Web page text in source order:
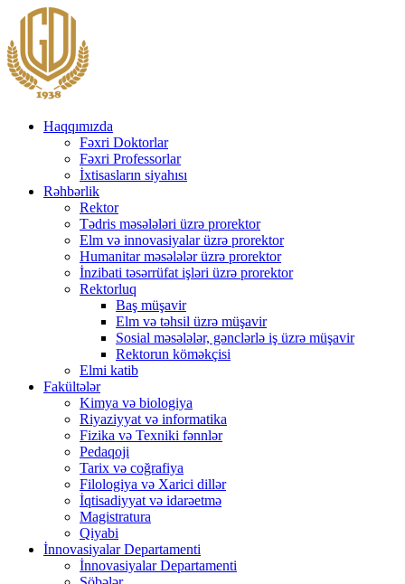
Haqqımızda
Fəxri Doktorlar
Fəxri Professorlar
İxtisasların siyahısı
Rəhbərlik
Rektor
Tədris məsələləri üzrə prorektor
Elm və innovasiyalar üzrə prorektor
Humanitar məsələlər üzrə prorektor
İnzibati təsərrüfat işləri üzrə prorektor
Rektorluq
Baş müşavir
Elm və təhsil üzrə müşavir
Sosial məsələlər, gənclərlə iş üzrə müşavir
Rektorun köməkçisi
Elmi katib
Fakültələr
Kimya və biologiya
Riyaziyyat və informatika
Fizika və Texniki fənnlər
Pedaqoji
Tarix və coğrafiya
Filologiya və Xarici dillər
İqtisadiyyat və idarəetmə
Magistratura
Qiyabi
İnnovasiyalar Departamenti
İnnovasiyalar Departamenti